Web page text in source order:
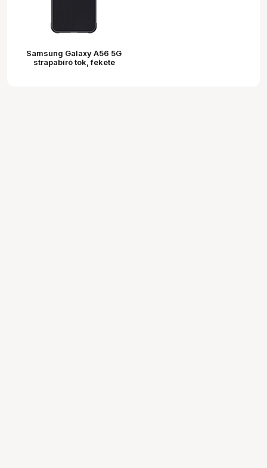
Samsung Galaxy A56 5G
strapabíró tok, fekete